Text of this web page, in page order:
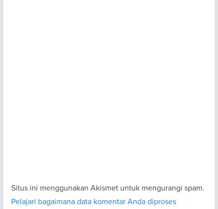
Situs ini menggunakan Akismet untuk mengurangi spam.
Pelajari bagaimana data komentar Anda diproses